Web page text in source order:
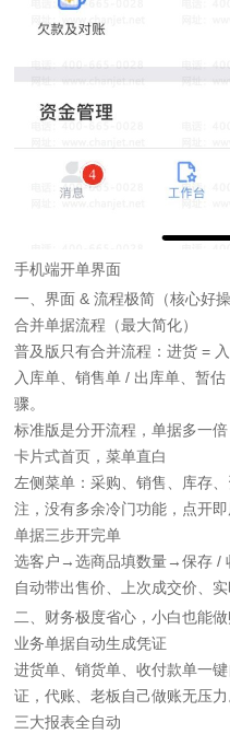
手机端开单界面
一、界面 & 流程极简（核心好操
合并单据流程（最大简化）
普及版只有合并流程：进货 =
入库单、销售单 / 出库单、暂
骤。
标准版是分开流程，单据多一倍
卡片式首页，菜单直白
左侧菜单：采购、销售、库存
注，没有多余冷门功能，点开即
单据三步开完单
选客户→选商品填数量→保存 /
自动带出售价、上次成交价、
二、财务极度省心，小白也能做
业务单据自动生成凭证
进货单、销货单、收付款单一
证，代账、老板自己做账无压力
三大报表全自动